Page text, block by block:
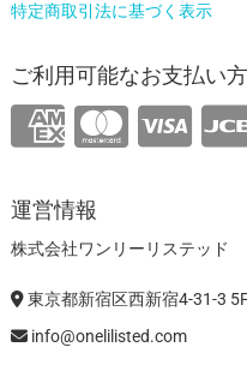
特定商取引法に基づく表示
ご利用可能なお支払い
運営情報
株式会社ワンリーリステッド
東京都新宿区西新宿4-31-3
info@onelilisted.com